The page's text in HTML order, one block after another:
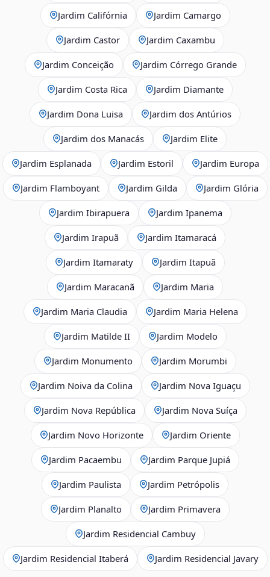
Jardim Califórnia Jardim Camargo
Jardim Castor Jardim Caxambu
Jardim Conceição Jardim Córrego Grande
Jardim Costa Rica Jardim Diamante
Jardim Dona Luisa Jardim dos Antúrios
Jardim dos Manacás Jardim Elite
Jardim Esplanada Jardim Estoril Jardim Europa
Jardim Flamboyant Jardim Gilda Jardim Glória
Jardim Ibirapuera Jardim Ipanema
Jardim Irapuã Jardim Itamaracá
Jardim Itamaraty Jardim Itapuã
Jardim Maracanã Jardim Maria
Jardim Maria Claudia Jardim Maria Helena
Jardim Matilde II Jardim Modelo
Jardim Monumento Jardim Morumbi
Jardim Noiva da Colina Jardim Nova Iguaçu
Jardim Nova República Jardim Nova Suíça
Jardim Novo Horizonte Jardim Oriente
Jardim Pacaembu Jardim Parque Jupiá
Jardim Paulista Jardim Petrópolis
Jardim Planalto Jardim Primavera
Jardim Residencial Cambuy
Jardim Residencial Itaberá Jardim Residencial Javary